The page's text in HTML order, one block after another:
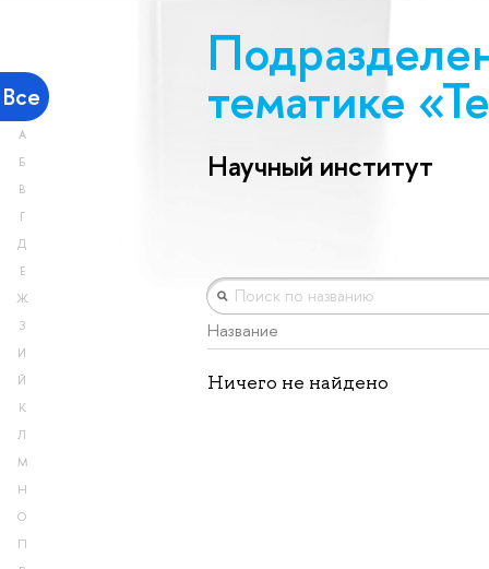
Все
А
Б
В
Г
Д
Е
Ж
З
И
Й
К
Л
М
Н
О
П
тематике
Научный институт
Название
Ничего не найдено